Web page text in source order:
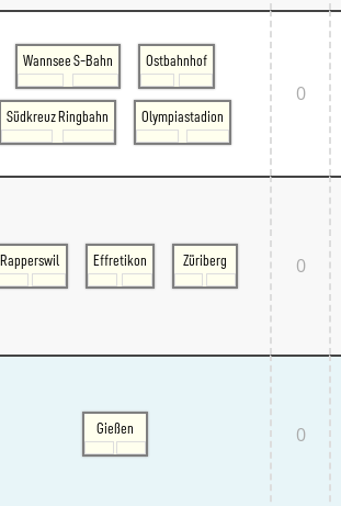
Wannsee S-Bahn Ostbahnhof
Südkreuz Ringbahn Olympiastadion
0
Rapperswil Effretikon Züriberg 0
Gießen 0